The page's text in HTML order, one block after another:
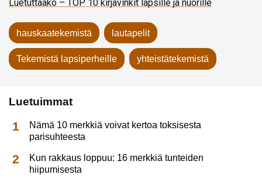
Luetuttaako – TOP 10 kirjavinkit lapsille ja nuorille
hauskaatekemistä lautapelit
Tekemistä lapsiperheille yhteistätekemistä
Luetuimmat
Nämä 10 merkkiä voivat kertoa toksisesta
parisuhteesta
Kun rakkaus loppuu: 16 merkkiä tunteiden
hiipumisesta